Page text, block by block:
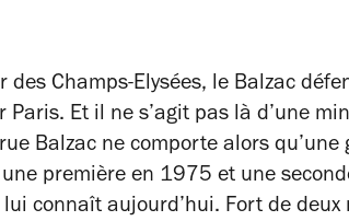
Champs-Elysées, le Balzac
Paris. Et il ne s’agit pas là d’une
Balzac ne comporte alors
une première en 1975 et une
connaît aujourd’hui. Fort de deux